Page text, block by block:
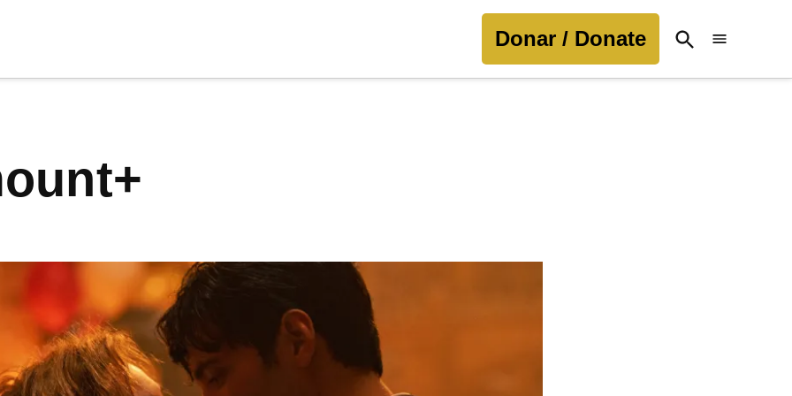
Donar / Donate
Open
Search